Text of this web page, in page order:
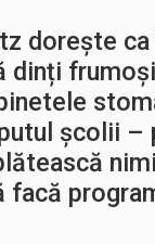
dorește
dinți
școlii –
facă